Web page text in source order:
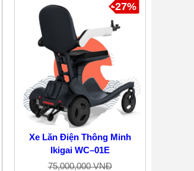
Xe Lăn Điện Thông Minh
Ikigai WC–01E
75,000,000 VNĐ
-27%